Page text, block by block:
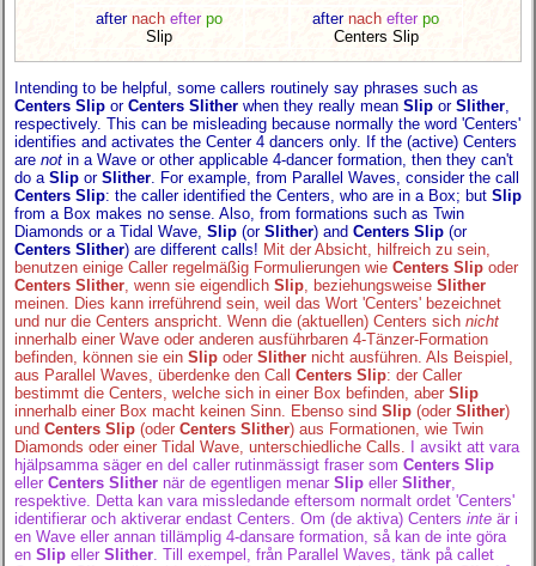
after nach efter po
Slip
after nach efter po
Centers Slip
Intending to be helpful, some callers routinely say phrases such as
Centers Slip or Centers Slither when they really mean Slip or Slither
respectively. This can be misleading because normally the word 'Centers'
identifies and activates the Center 4 dancers only. If the (active) Centers
are not in a Wave or other applicable 4-dancer formation, then they can't
do a Slip or Slither . For example, from Parallel Waves, consider the call
Centers Slip: the caller identified the Centers, who are in a Box; but Slip
from a Box makes no sense. Also, from formations such as Twin
Diamonds or a Tidal Wave, Slip (or Slither) and Centers Slip (or
Centers Slither) are different calls! Mit der Absicht, hilfreich zu sein,
benutzen einige Caller regelmäßig Formulierungen wie Centers Slip oder
Centers Slither , wenn sie eigendlich Slip , beziehungsweise Slither
meinen. Dies kann irreführend sein, weil das Wort 'Centers' bezeichnet
und nur die Centers anspricht. Wenn die (aktuellen) Centers sich nicht
innerhalb einer Wave oder anderen ausführbaren 4-Tänzer-Formation
befinden, können sie ein Slip oder Slither nicht ausführen. Als Beispiel,
aus Parallel Waves, überdenke den Call Centers Slip: der Caller
bestimmt die Centers, welche sich in einer Box befinden, aber Slip
innerhalb einer Box macht keinen Sinn. Ebenso sind Slip (oder Slither)
und Centers Slip (oder Centers Slither) aus Formationen, wie Twin
Diamonds oder einer Tidal Wave, unterschiedliche Calls.
I avsikt att vara
hjälpsamma säger en del caller rutinmässigt fraser som Centers Slip
eller Centers Slither när de egentligen menar Slip eller Slither
respektive. Detta kan vara missledande eftersom normalt ordet 'Centers'
identifierar och aktiverar endast Centers. Om (de aktiva) Centers inte är i
en Wave eller annan tillämplig 4-dansare formation, så kan de inte göra
en Slip eller Slither . Till exempel, från Parallel Waves, tänk på callet